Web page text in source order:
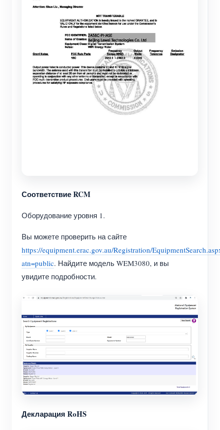
Соответствие RCM
Оборудование уровня 1.
Вы можете проверить на сайте
https://equipment.erac.gov.au/Registration/
atn=public. Найдите модель WEM3080, и вы
увидите подробности.
Декларация RoHS